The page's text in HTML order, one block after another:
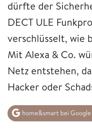
dürfte der
DECT ULE
verschlüsselt, wie
Mit Alexa & Co.
Netz entstehen,
Hacker oder
home&smart bei